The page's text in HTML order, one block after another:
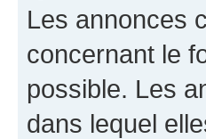
Les annonces
concernant le
possible. Les
dans lequel